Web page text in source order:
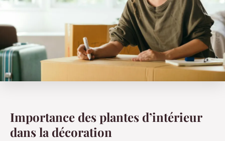
Importance des plantes d’intérieur
dans la décoration